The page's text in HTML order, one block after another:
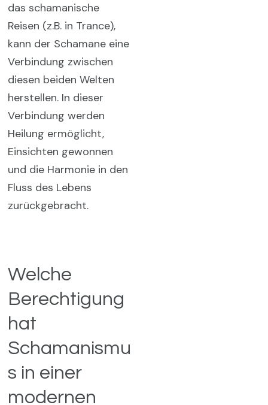
das schamanische
Reisen (z.B. in Trance),
kann der Schamane eine
Verbindung zwischen
diesen beiden Welten
herstellen. In dieser
Verbindung werden
Heilung ermöglicht,
Einsichten gewonnen
und die Harmonie in den
Fluss des Lebens
zurückgebracht.
Welche
Berechtigung
hat
Schamanismu
s in einer
modernen